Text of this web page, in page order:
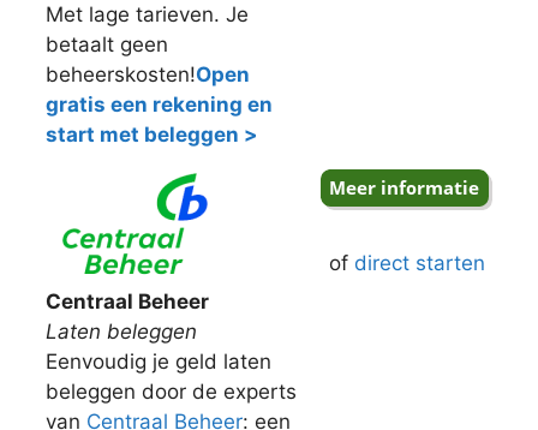
Met lage tarieven. Je
betaalt geen
beheerskosten!Open
gratis een rekening en
start met beleggen >
Centraal Beheer
Laten beleggen
Eenvoudig je geld laten
beleggen door de experts
van Centraal Beheer: een
of direct starten